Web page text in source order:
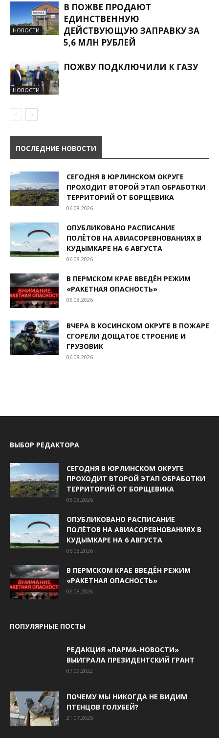
НОВОСТИ
В ПОЖВЕ ПРОДАЮТ
ЕДИНСТВЕННУЮ
ДЕЙСТВУЮЩУЮ ЗАПРАВКУ ЗА
5,6 МЛН РУБЛЕЙ
НОВОСТИ
ПОЖВУ ПОДКЛЮЧИЛИ К ГАЗУ
ПОСЛЕДНИЕ НОВОСТИ
СЕГОДНЯ В ЮРЛИНСКОМ ОКРУГЕ
ПРОХОДИТ ВТОРОЙ ЭТАП ОБРАБОТКИ
ТЕРРИТОРИЙ ОТ БОРЩЕВИКА
06.08.2026
ОПУБЛИКОВАНО РАСПИСАНИЕ
ПОЛЁТОВ НА АВИАСОРЕВНОВАНИЯХ В
КУДЫМКАРЕ НА 6 АВГУСТА
06.08.2026
В ПЕРМСКОМ КРАЕ ВВЕДЁН РЕЖИМ
«РАКЕТНАЯ ОПАСНОСТЬ»
06.08.2026
ВЧЕРА В КОСИНСКОМ ОКРУГЕ В ПОЖАРЕ
СГОРЕЛИ ДОЩАТОЕ СТРОЕНИЕ И
ГРУЗОВИК
06.08.2026
ВЫБОР РЕДАКТОРА
СЕГОДНЯ В ЮРЛИНСКОМ ОКРУГЕ
ПРОХОДИТ ВТОРОЙ ЭТАП ОБРАБОТКИ
ТЕРРИТОРИЙ ОТ БОРЩЕВИКА
06.08.2026
ОПУБЛИКОВАНО РАСПИСАНИЕ
ПОЛЁТОВ НА АВИАСОРЕВНОВАНИЯХ В
КУДЫМКАРЕ НА 6 АВГУСТА
06.08.2026
В ПЕРМСКОМ КРАЕ ВВЕДЁН РЕЖИМ
«РАКЕТНАЯ ОПАСНОСТЬ»
06.08.2026
ПОПУЛЯРНЫЕ ПОСТЫ
РЕДАКЦИЯ «ПАРМА-НОВОСТИ»
ВЫИГРАЛА ПРЕЗИДЕНТСКИЙ ГРАНТ
07.09.2022
ПОЧЕМУ МЫ НИКОГДА НЕ ВИДИМ
ПТЕНЦОВ ГОЛУБЕЙ?
21.07.2025